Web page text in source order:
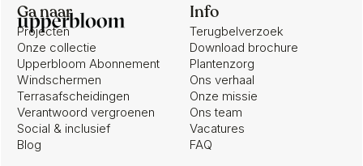
Info
Terugbelverzoek
Download brochure
Plantenzorg
Ons verhaal
Onze missie
Ons team
Vacatures
FAQ
Ga naar
Projecten
Onze collectie
Upperbloom Abonnement
Windschermen
Terrasafscheidingen
Verantwoord vergroenen
Social & inclusief
Blog